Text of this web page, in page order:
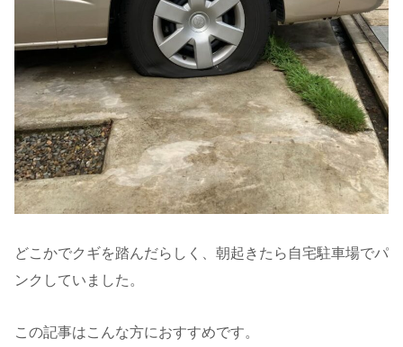
どこかでクギを踏んだらしく、朝起きたら自宅駐車場でパ
ンクしていました。
この記事はこんな方におすすめです。